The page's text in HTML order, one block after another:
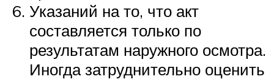
Указаний на то, что акт
составляется только по
результатам наружного осмотра.
Иногда затруднительно оценить